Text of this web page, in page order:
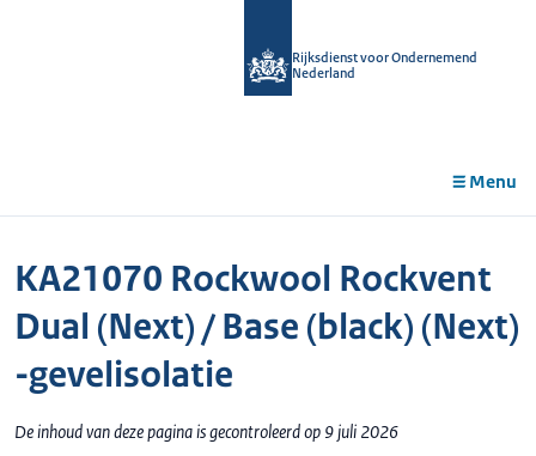
Rijksdienst voor Ondernemend
Nederland
Menu
KA21070 Rockwool Rockvent
Dual (Next) / Base (black) (Next)
-gevelisolatie
De inhoud van deze pagina is gecontroleerd op 9 juli 2026